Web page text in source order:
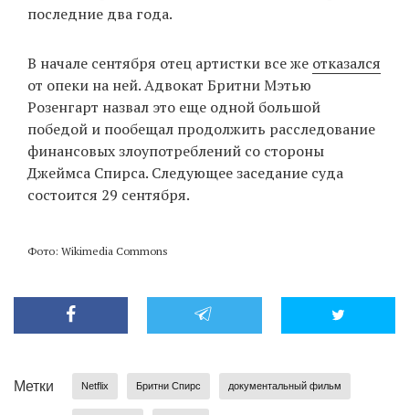
последние два года.
В начале сентября отец артистки все же отказался
от опеки на ней. Адвокат Бритни Мэтью
Розенгарт назвал это еще одной большой
победой и пообещал продолжить расследование
финансовых злоупотреблений со стороны
Джеймса Спирса. Следующее заседание суда
состоится 29 сентября.
Фото: Wikimedia Commons
Метки Netflix Бритни Спирс документальный фильм